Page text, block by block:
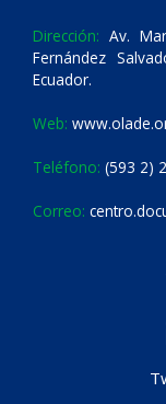
Dirección: Av.
Fernández
Ecuador.
Web:
Teléfono: (593 2)
Correo: